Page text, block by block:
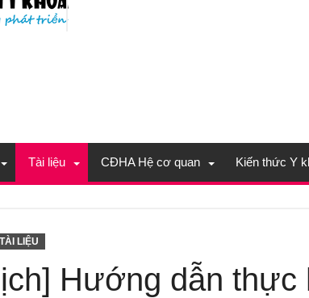
Tài liệu CĐHA Hệ cơ quan Kiến thức Y
TÀI LIỆU
Hướng dẫn thực